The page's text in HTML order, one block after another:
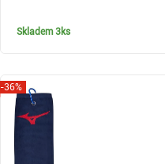
Skladem3ks
-36%